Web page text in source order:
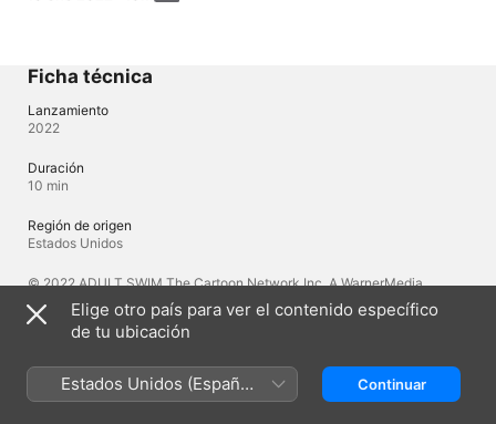
Ficha técnica
Lanzamiento
2022
Duración
10 min
Región de origen
Estados Unidos
© 2022 ADULT SWIM The Cartoon Network Inc. A WarnerMedia
Company. All Rights Reserved.
Idiomas
Audio original
Elige otro país para ver el contenido específico
de tu ubicación
Estados Unidos (Español
México)
Continuar